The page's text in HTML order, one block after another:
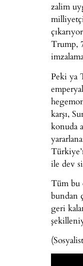
zalim
Trump,
Peki ya
karşı,
konuda
ile dev
Tüm bu
bundan
geri